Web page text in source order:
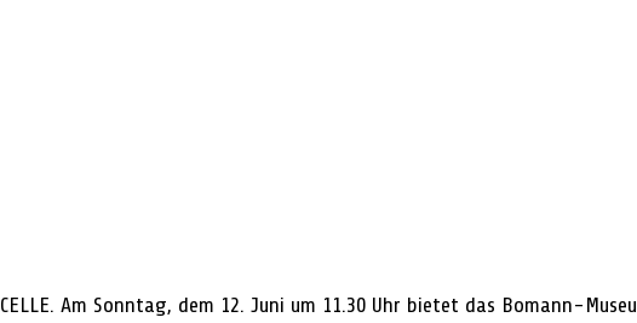
CELLE. Am Sonntag, dem 12. Juni um 11.30 Uhr bietet das Bomann-